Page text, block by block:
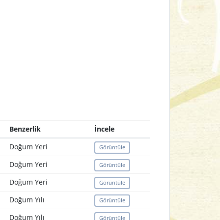
Benzerlik
İncele
Doğum Yeri
Görüntüle
Doğum Yeri Görüntüle
Doğum Yeri Görüntüle
Doğum Yılı Görüntüle
Doğum Yılı Görüntüle